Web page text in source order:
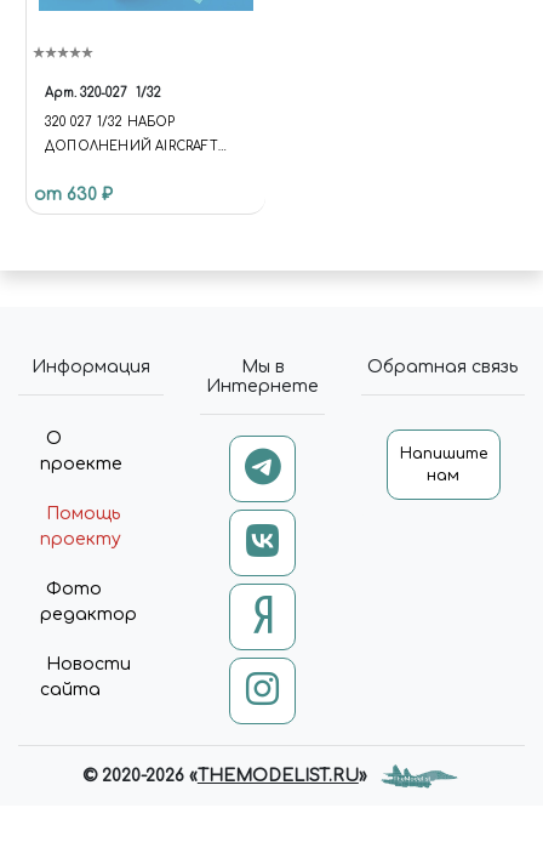
Арт. 320-027 1/32
320 027 1/32 НАБОР
ДОПОЛНЕНИЙ AIRCRAFT
от 630 ₽
Информация
О
проекте
Помощь
проекту
Фото
редактор
Новости
сайта
Мы в
Интернете
Обратная связь
Напишите
нам
© 2020-2026 «THEMODELIST.RU»